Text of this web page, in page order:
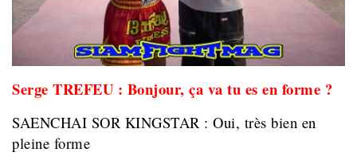
Serge TREFEU : Bonjour, ça va tu es en forme ?
SAENCHAI SOR KINGSTAR : Oui, très bien en
pleine forme